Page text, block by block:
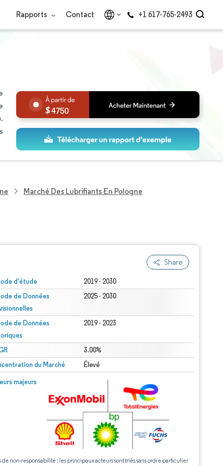
Rapports Contact +1 617-765-2493
4750
Marché Des Lubrifiants En Pologne
Share
d'étude 2019 - 2030
de Données
2025 - 2030
de Données
2019 - 2023
3.00%
du Marché Élevé
majeurs
de non-responsabilité : les principaux acteurs sont triés sans ordre particulier